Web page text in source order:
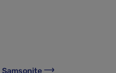
Samsonite